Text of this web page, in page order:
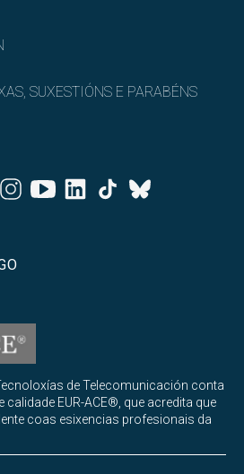
SUXESTIÓNS E PARABÉNS
InstagramYoutubeLinkedinTiktok
Bluesky
de Telecomunicación conta
EUR-ACE®, que acredita que
coas esixencias profesionais da